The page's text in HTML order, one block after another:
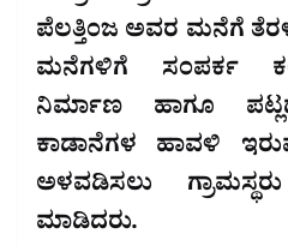
ಪೆಲತ್ತಿಂಜ ಅವರ ಮನೆಗೆ
ಮನೆಗಳಿಗೆ ಸಂಪರ್ಕ
ನಿರ್ಮಾಣ ಹಾಗೂ
ಕಾಡಾನೆಗಳ ಹಾವಳಿ
ಅಳವಡಿಸಲು
ಮಾಡಿದರು.